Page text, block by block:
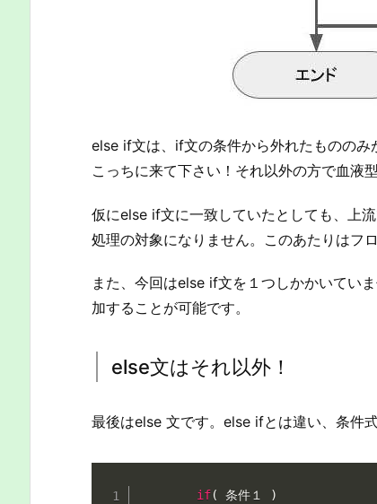
else if文は、if文の条件から外れたものの
こっちに来て下さい！それ以外の方で血液
仮にelse if文に一致していたとしても、上
処理の対象になりません。このあたりはフ
また、今回はelse if文を１つしかかいてい
加することが可能です。
else文はそれ以外！
最後はelse 文です。else ifとは違い、条件
if( 条件１ )